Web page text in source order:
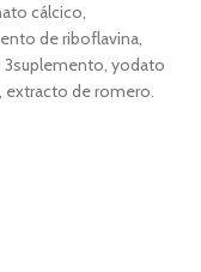
cálcico,
de riboflavina,
3suplemento, yodato
extracto de romero.